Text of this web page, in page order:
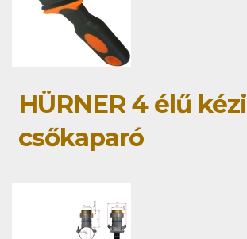
HÜRNER 4 élű kézi
csőkaparó